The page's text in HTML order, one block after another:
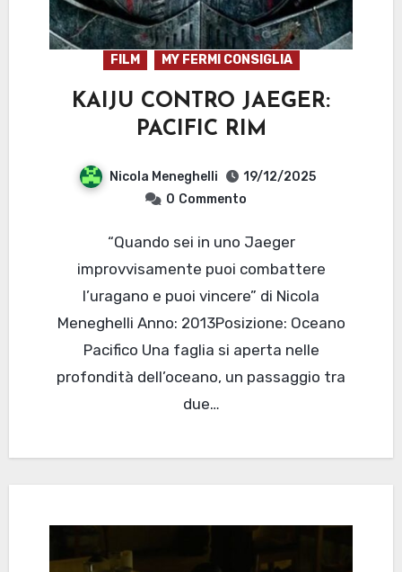
FILM MY FERMI CONSIGLIA
KAIJU CONTRO JAEGER:
PACIFIC RIM
Nicola Meneghelli
19/12/2025
0 Commento
“Quando sei in uno Jaeger
improvvisamente puoi combattere
l’uragano e puoi vincere” di Nicola
Meneghelli Anno: 2013Posizione: Oceano
Pacifico Una faglia si aperta nelle
profondità dell’oceano, un passaggio tra
due…